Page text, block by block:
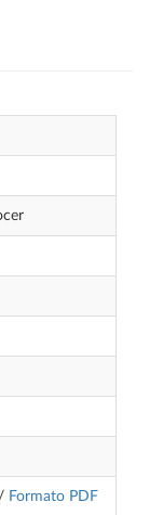
/ Formato PDF